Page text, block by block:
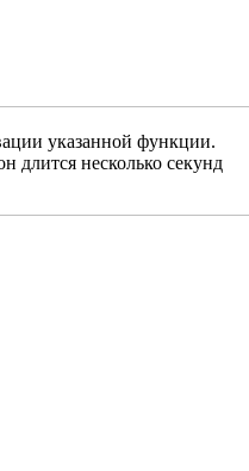
указанной функции.
длится несколько секунд